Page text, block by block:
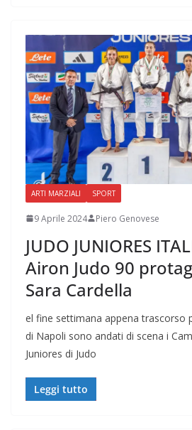
ARTI MARZIALI SPORT
9 Aprile 2024 Piero Genovese
JUDO JUNIORES
Airon Judo 90
Sara Cardella
el fine settimana appena trascorso
di Napoli sono andati di scena i
Juniores di Judo
Leggi tutto